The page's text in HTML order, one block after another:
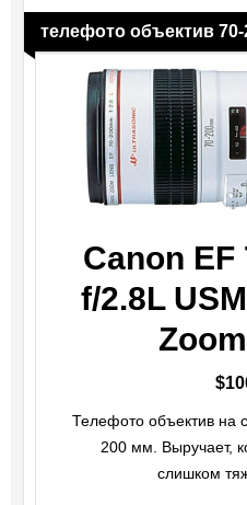
телефото объектив
Canon EF
f/2.8L
Телефото объектив на
200 мм. Выручает,
слишком